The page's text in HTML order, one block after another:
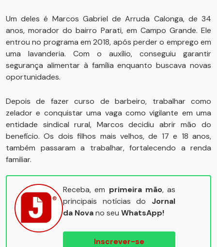
Um deles é Marcos Gabriel de Arruda Calonga, de 34
anos, morador do bairro Parati, em Campo Grande. Ele
entrou no programa em 2018, após perder o emprego em
uma lavanderia. Com o auxílio, conseguiu garantir
segurança alimentar à família enquanto buscava novas
oportunidades.
Depois de fazer curso de barbeiro, trabalhar como
zelador e conquistar uma vaga como vigilante em uma
entidade sindical rural, Marcos decidiu abrir mão do
benefício. Os dois filhos mais velhos, de 17 e 18 anos,
também passaram a trabalhar, fortalecendo a renda
familiar.
Receba, em primeira mão, as
principais notícias do Jornal
da Novano seu WhatsApp!
Inscrever-se